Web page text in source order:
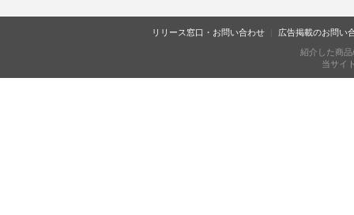
リリース窓口・お問い合わせ 広告掲載のお問い
紹介した商
当サイ